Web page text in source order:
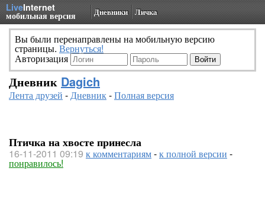
LiveInternet
мобильная версия Дневники Личка
Вы были перенаправлены на мобильную версию
страницы. Вернуться!
Авторизация
Дневник Dagich
Лента друзей -Дневник-Полная версия
Птичка на хвосте принесла
16-11-2011 09:19 к комментариям-к полной версии -
понравилось!